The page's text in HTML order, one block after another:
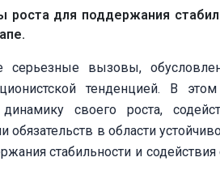
роста для поддержания
серьезные вызовы,
тенденцией. В этом
своего роста,
в области
стабильности и